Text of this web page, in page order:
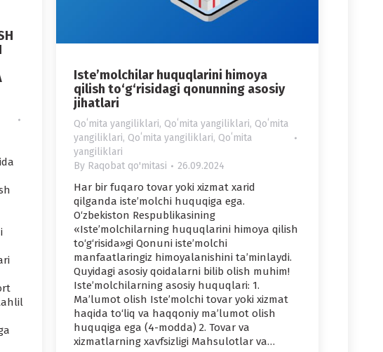
Iste’molchilar huquqlarini himoya
qilish to‘g‘risidagi qonunning asosiy
jihatlari
Qoʻmita yangiliklari, Qoʻmita yangiliklari, Qoʻmita
yangiliklari, Qoʻmita yangiliklari, Qoʻmita
yangiliklari
By Raqobat qo'mitasi 26.09.2024
Har bir fuqaro tovar yoki xizmat xarid
qilganda iste’molchi huquqiga ega.
O‘zbekiston Respublikasining
«Iste’molchilarning huquqlarini himoya qilish
to‘g‘risida»gi Qonuni iste’molchi
manfaatlaringiz himoyalanishini ta’minlaydi.
Quyidagi asosiy qoidalarni bilib olish muhim!
Iste’molchilarning asosiy huquqlari: 1.
Ma’lumot olish Iste’molchi tovar yoki xizmat
haqida to‘liq va haqqoniy ma’lumot olish
huquqiga ega (4-modda) 2. Tovar va
xizmatlarning xavfsizligi Mahsulotlar va…